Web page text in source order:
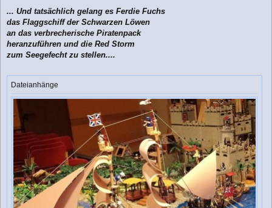
... Und tatsächlich gelang es Ferdie Fuchs
das Flaggschiff der Schwarzen Löwen
an das verbrecherische Piratenpack
heranzuführen und die Red Storm
zum Seegefecht zu stellen....
Dateianhänge